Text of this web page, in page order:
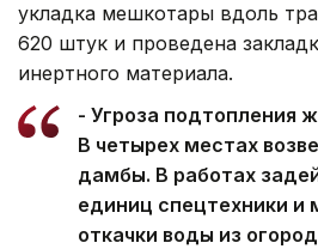
укладка мешкотары вдоль
620 штук и проведена
инертного материала.
- Угроза подтопления
В четырех местах
дамбы. В работах
единиц спецтехники и
откачки воды из